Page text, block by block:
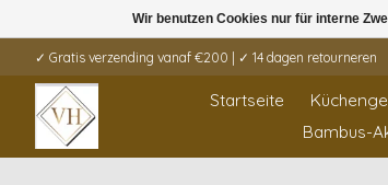
✓ Gratis verzending vanaf €200 | ✓ 14 dagen retourneren
Startseite
Bambus-
Wir benutzen Cookies nur für interne